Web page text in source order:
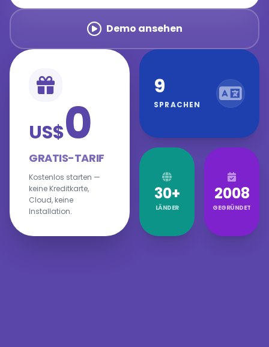
Demo ansehen
US$0
GRATIS-TARIF
Kostenlos starten —
keine Kreditkarte,
Cloud, keine
Installation.
9
SPRACHEN
30+
LÄNDER
2008
GEGRÜNDET